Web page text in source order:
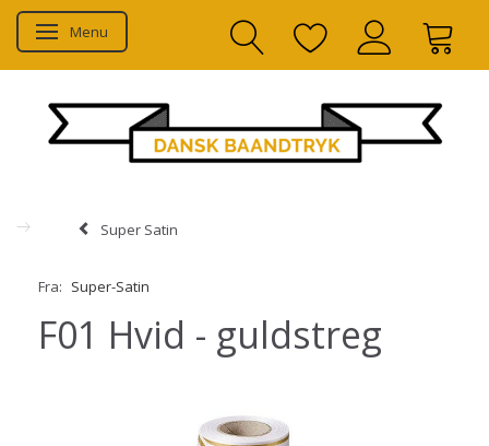
Skifte navigation
Menu
Super Satin
Fra: Super-Satin
F01 Hvid - guldstreg